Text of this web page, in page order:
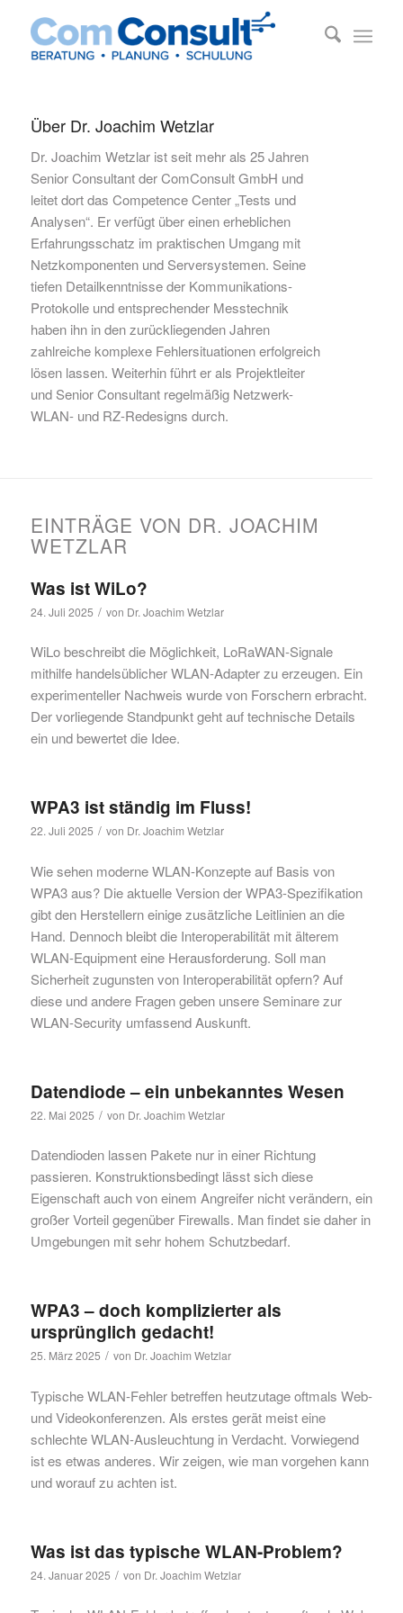
Über Dr. Joachim Wetzlar
Dr. Joachim Wetzlar ist seit mehr als 25 Jahren
Senior Consultant der ComConsult GmbH und
leitet dort das Competence Center „Tests und
Analysen“. Er verfügt über einen erheblichen
Erfahrungsschatz im praktischen Umgang mit
Netzkomponenten und Serversystemen. Seine
tiefen Detailkenntnisse der Kommunikations-
Protokolle und entsprechender Messtechnik
haben ihn in den zurückliegenden Jahren
zahlreiche komplexe Fehlersituationen erfolgreich
lösen lassen. Weiterhin führt er als Projektleiter
und Senior Consultant regelmäßig Netzwerk-
WLAN- und RZ-Redesigns durch.
EINTRÄGE VON DR. JOACHIM
WETZLAR
Was ist WiLo?
24. Juli 2025 / von Dr. Joachim Wetzlar
WiLo beschreibt die Möglichkeit, LoRaWAN-Signale
mithilfe handelsüblicher WLAN-Adapter zu erzeugen. Ein
experimenteller Nachweis wurde von Forschern erbracht.
Der vorliegende Standpunkt geht auf technische Details
ein und bewertet die Idee.
WPA3 ist ständig im Fluss!
22. Juli 2025 / von Dr. Joachim Wetzlar
Wie sehen moderne WLAN-Konzepte auf Basis von
WPA3 aus? Die aktuelle Version der WPA3-Spezifikation
gibt den Herstellern einige zusätzliche Leitlinien an die
Hand. Dennoch bleibt die Interoperabilität mit älterem
WLAN-Equipment eine Herausforderung. Soll man
Sicherheit zugunsten von Interoperabilität opfern? Auf
diese und andere Fragen geben unsere Seminare zur
WLAN-Security umfassend Auskunft.
Datendiode – ein unbekanntes Wesen
22. Mai 2025 / von Dr. Joachim Wetzlar
Datendioden lassen Pakete nur in einer Richtung
passieren. Konstruktionsbedingt lässt sich diese
Eigenschaft auch von einem Angreifer nicht verändern, ein
großer Vorteil gegenüber Firewalls. Man findet sie daher in
Umgebungen mit sehr hohem Schutzbedarf.
WPA3 – doch komplizierter als
ursprünglich gedacht!
25. März 2025 / von Dr. Joachim Wetzlar
Typische WLAN-Fehler betreffen heutzutage oftmals Web-
und Videokonferenzen. Als erstes gerät meist eine
schlechte WLAN-Ausleuchtung in Verdacht. Vorwiegend
ist es etwas anderes. Wir zeigen, wie man vorgehen kann
und worauf zu achten ist.
Was ist das typische WLAN-Problem?
24. Januar 2025 / von Dr. Joachim Wetzlar